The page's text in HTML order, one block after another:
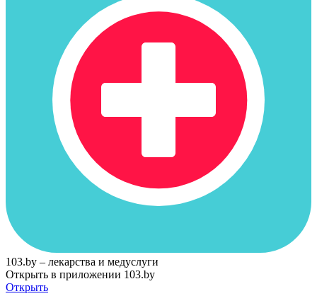
103.by – лекарства и медуслуги
Открыть в приложении 103.by
Открыть